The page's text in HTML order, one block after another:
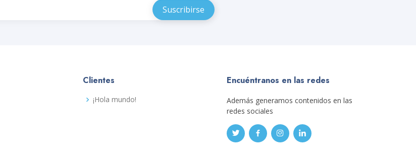
Clientes
¡Hola mundo!
Encuéntranos en las redes
Además generamos contenidos en las
redes sociales